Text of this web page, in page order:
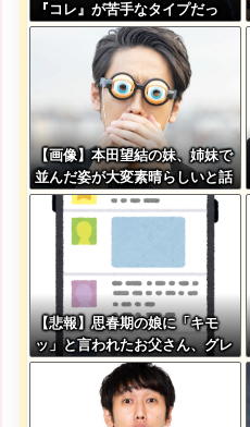
『コレ』が苦手なタイプだっ
た！？←お世話してあげたい弱
男が大量沸きしてしまうw w w
w w w w w w
【画像】本田望結の妹、姉妹で
並んだ姿が大変素晴らしいと話
題にw w w w w w w
【悲報】思春期の娘に「キモ
ッ」と言われたお父さん、グレ
るｗｗｗｗｗｗｗ